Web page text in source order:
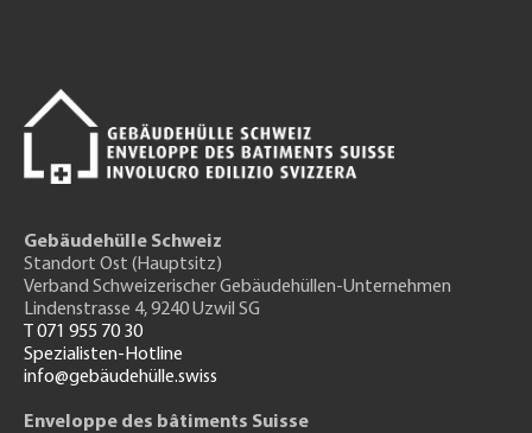
Gebäudehülle Schweiz
Standort Ost (Hauptsitz)
Verband Schweizerischer Gebäudehüllen-Unternehmen
Lindenstrasse 4, 9240 Uzwil SG
T 071 955 70 30
Spezialisten-Hotline
info@gebäudehülle.swiss
Enveloppe des bâtiments Suisse